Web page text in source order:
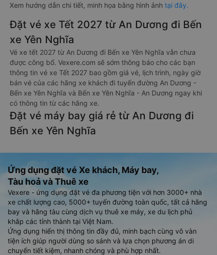
Xem hướng dẫn chi tiết, minh họa bằng hình ảnh tại đây.
Đặt vé xe Tết 2027 từ An Dương đi Bến
xe Yên Nghĩa
Vé xe tết 2027 từ An Dương đi Bến xe Yên Nghĩa vẫn chưa
được công bố. Vexere.com sẽ sớm thông báo cho các bạn
thông tin vé xe Tết 2027 bao gồm giá vé, lịch trình, ngày giờ
bán vé của các hãng xe khách đi tuyến đường An Dương -
Bến xe Yên Nghĩa và Bến xe Yên Nghĩa - An Dương ngay khi
có thông tin từ các hãng xe.
Đặt vé máy bay giá rẻ từ An Dương đi
Bến xe Yên Nghĩa
Ứng dụng đặt vé Xe khách, Máy bay,
Tàu hoả và Thuê xe
Vexere - ứng dụng đặt vé đa phương tiện với hơn 3000+ nhà
xe chất lượng cao, 5000+ tuyến đường toàn quốc, tất cả hãng
bay và hãng tàu cùng dịch vụ thuê xe máy, xe du lịch phủ
khắp các tỉnh thành tại Việt Nam.
Ứng dụng hiển thị thông tin đầy đủ, minh bạch cùng vô vàn
tiện ích giúp người dùng so sánh và lựa chọn phương án di
chuyển tiết kiệm, nhanh chóng và phù hợp nhất.